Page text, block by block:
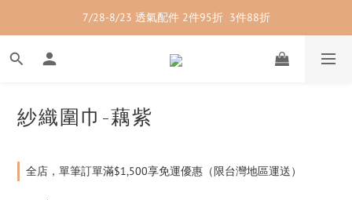
7/28-8/23 紳士內著 2件9折
7/28-8/23 透氣配件 2件95折  3件88折
7/28-8/23 紳士內著 2件9折
紗織圍巾-藕紫
全店，單筆訂單滿$1,500享免運優惠（限台灣地區運送）